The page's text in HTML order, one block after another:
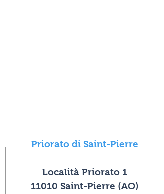
Priorato di Saint-Pierre
Località Priorato 1
11010 Saint-Pierre (AO)